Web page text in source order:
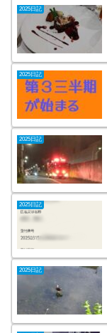
2025日記
2025日記
2025日記
2025日記
2025日記